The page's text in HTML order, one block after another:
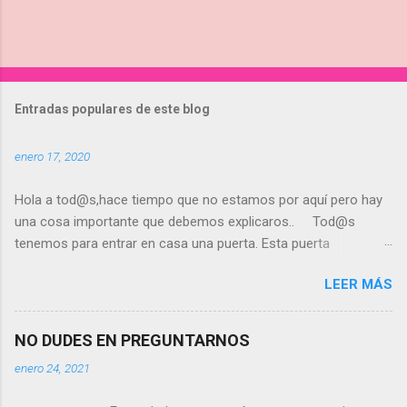
Entradas populares de este blog
enero 17, 2020
Hola a tod@s,hace tiempo que no estamos por aquí pero hay
una cosa importante que debemos explicaros.. Tod@s
tenemos para entrar en casa una puerta. Esta puerta
USAR LAS 2 MANOS PARA ABRIRLA!!!Con una mano
tiraremos de la puerta hacia afuera y con la otra giraremos la
llave. Muchísim@s usuari@s lo hacen con una mano y eso
cerradura. Otra cosa que hacem@s,sobre todo en invierno,
LEER MÁS
NO DUDES EN PREGUNTARNOS
enero 24, 2021